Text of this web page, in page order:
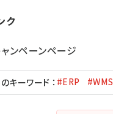
ク
ンペーンページ
キーワード ： #ERP #WMS